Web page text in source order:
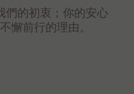
們的初衷；你的安心
懈前行的理由。